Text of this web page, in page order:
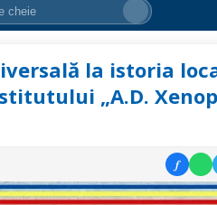
la istoria
„A.D.
f